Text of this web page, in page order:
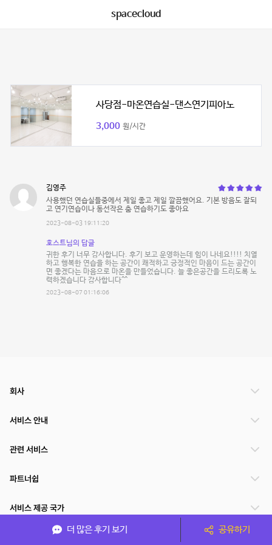
spacecloud
사당점-마온연습실-댄스연기피아노
3,000 원/시간
김영주
사용했던 연습실들중에서 제일 좋고 제일 깔끔했어요. 기본 방음도 잘되
고 연기연습이나 동선작은 춤 연습하기도 좋아요
2023-08-03 19:11:20
호스트님의 답글
귀한 후기 너무 감사합니다. 후기 보고 운영하는데 힘이 나네요!!!! 치열
하고 행복한 연습을 하는 공간이 쾌적하고 긍정적인 마음이 드는 공간이
면 좋겠다는 마음으로 마온을 만들었습니다. 늘 좋은공간을 드리도록 노
력하겠습니다 감사합니다^^
2023-08-07 01:16:06
더 많은 후기 보기 공유하기
회사
서비스 안내
관련 서비스
파트너쉽
서비스 제공 국가